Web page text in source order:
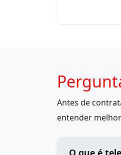
Antes de
entender